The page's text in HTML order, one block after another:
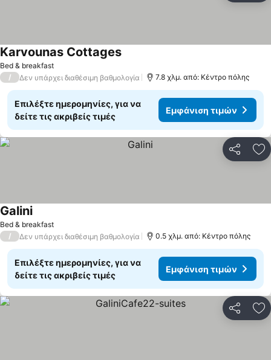
Bed & breakfast
Karvounas Cottages
/ Δεν υπάρχει διαθέσιμη βαθμολογία 7.8 χλμ. από: Κέντρο πόλης
Επιλέξτε ημερομηνίες, για να
δείτε τις ακριβείς τιμές
Εμφάνιση τιμών
Bed & breakfast
Galini
/ Δεν υπάρχει διαθέσιμη βαθμολογία 0.5 χλμ. από: Κέντρο πόλης
Επιλέξτε ημερομηνίες, για να
δείτε τις ακριβείς τιμές
Εμφάνιση τιμών